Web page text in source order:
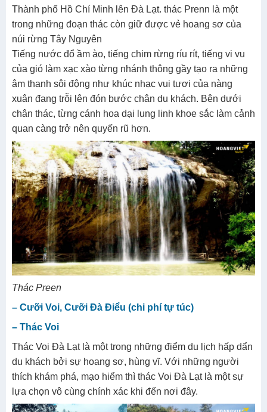
Thành phố Hồ Chí Minh lên Đà Lạt. thác Prenn là một
trong những đoạn thác còn giữ được vẻ hoang sơ của
núi rừng Tây Nguyên
Tiếng nước đổ ầm ào, tiếng chim rừng ríu rít, tiếng vi vu
của gió làm xạc xào từng nhánh thông gầy tạo ra những
âm thanh sôi động như khúc nhạc vui tươi của nàng
xuân đang trỗi lên đón bước chân du khách. Bên dưới
chân thác, từng cánh hoa dại lung linh khoe sắc làm cảnh
quan càng trở nên quyến rũ hơn.
Thác Preen
– Cưỡi Voi, Cưỡi Đà Điểu (chi phí tự túc)
– Thác Voi
Thác Voi Đà Lạt là một trong những điểm du lịch hấp dẩn
du khách bởi sự hoang sơ, hùng vĩ. Với những người
thích khám phá, mạo hiểm thì thác Voi Đà Lạt là một sự
lựa chọn vô cùng chính xác khi đến nơi đây.